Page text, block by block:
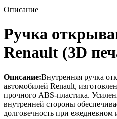
Logan
Описание
Ручка
Renault (3D
Описание:Внутренняя ручка
автомобилей Renault,
прочного ABS-пластика.
внутренней стороны
долговечность при ежедневном